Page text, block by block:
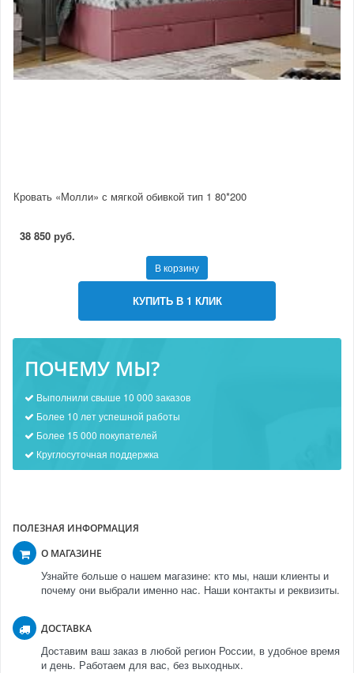
Кровать «Молли» с мягкой обивкой тип 1 80*200
38 850 руб.
В корзину
КУПИТЬ В 1 КЛИК
ПОЧЕМУ МЫ?
Выполнили свыше 10 000 заказов
Более 10 лет успешной работы
Более 15 000 покупателей
Круглосуточная поддержка
ПОЛЕЗНАЯ ИНФОРМАЦИЯ
О МАГАЗИНЕ
Узнайте больше о нашем магазине: кто мы, наши клиенты и
почему они выбрали именно нас. Наши контакты и реквизиты.
ДОСТАВКА
Доставим ваш заказ в любой регион России, в удобное время
и день. Работаем для вас, без выходных.